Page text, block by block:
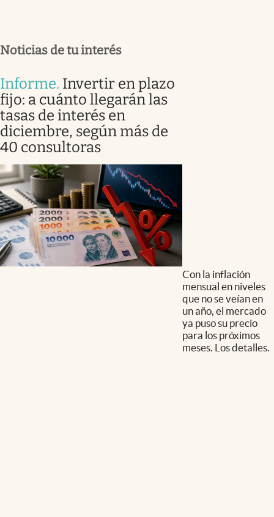
Noticias de tu interés
Informe. Invertir en plazo
fijo: a cuánto llegarán las
tasas de interés en
diciembre, según más de
40 consultoras
Con la inflación
mensual en niveles
que no se veían en
un año, el mercado
ya puso su precio
para los próximos
meses. Los detalles.